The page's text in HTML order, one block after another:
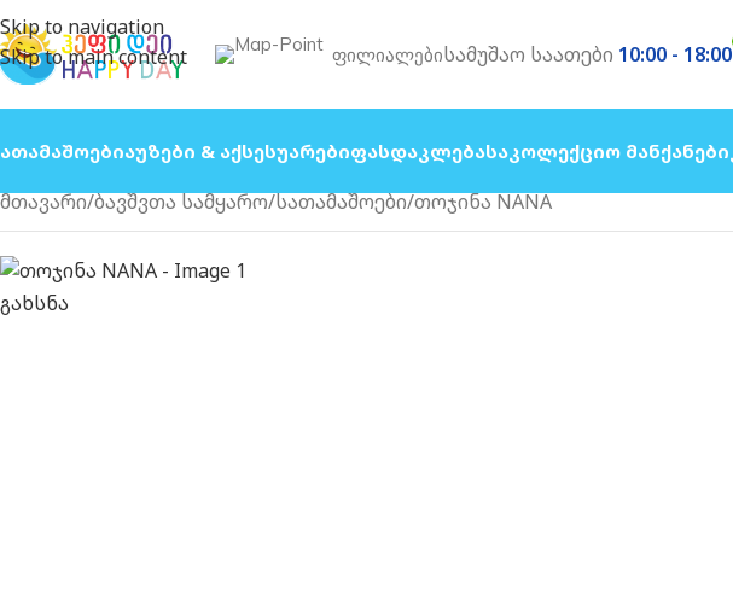
Skip to navigation
Skip to main content
Ფილიალებისამუშაო საათები 10:00 - 18:00
Აუზები & ᲐქსესუარებიᲤასდაკლებაᲡაკოლექციო Მანქანები
მთავარი ბავშვთა სამყარო სათამაშოები თოჯინა NANA
გახსნა